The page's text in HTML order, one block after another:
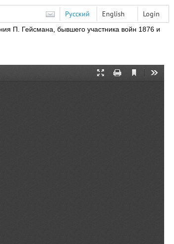
Login
Русский English
П. Гейсмана, бывшего участника войн 1876 и